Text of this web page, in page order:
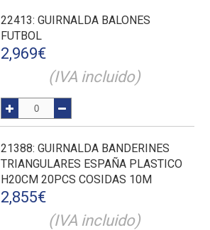
22413: GUIRNALDA BALONES
FUTBOL
2,969€
(IVA incluido)
21388: GUIRNALDA BANDERINES
TRIANGULARES ESPAÑA PLASTICO
H20CM 20PCS COSIDAS 10M
2,855€
(IVA incluido)